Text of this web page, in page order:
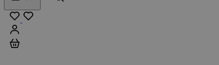
Menu
Zamknij